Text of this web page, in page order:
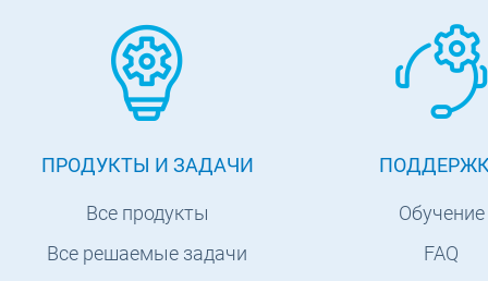
ПРОДУКТЫ И ЗАДАЧИ
Все продукты
Все решаемые задачи
Обучение
FAQ